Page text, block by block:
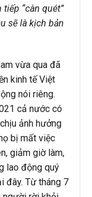
“càn quét”
sẽ là kịch bản
vừa qua đã
kinh tế Việt
nói riêng.
cả nước có
ảnh hưởng
bị mất việc
giảm giờ làm,
lao động quý
đây. Từ tháng 7